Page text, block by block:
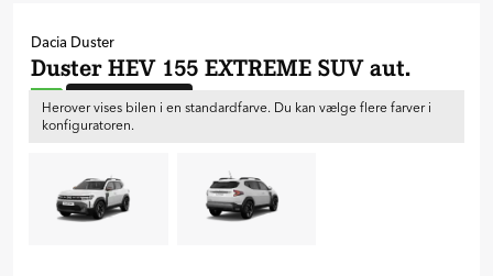
Dacia Duster
Duster HEV 155 EXTREME SUV aut.
Herover vises bilen i en standardfarve. Du kan vælge flere farver i
konfiguratoren.